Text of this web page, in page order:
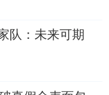
队：未来可期